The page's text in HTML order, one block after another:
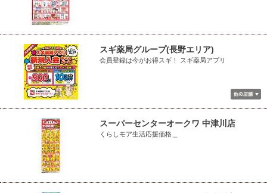
スギ薬局グループ(長野エリア)
会員登録は今がお得スギ！ スギ薬局アプリ
スーパーセンターオークワ 中津川店
くらしモア生活応援価格＿